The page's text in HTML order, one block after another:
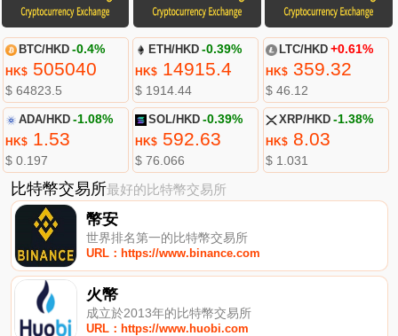
BTC/HKD -0.4%
HK$505040
$ 64823.5
ETH/HKD -0.39%
HK$ 14915.4
$ 1914.44
LTC/HKD +0.61%
HK$359.32
$ 46.12
ADA/HKD -1.08%
HK$1.53
$ 0.197
SOL/HKD -0.39%
HK$ 592.63
$ 76.066
XRP/HKD -1.38%
HK$8.03
$ 1.031
比特幣交易所最好的比特幣交易所
幣安
世界排名第一的比特幣交易所
URL：https://www.binance.com
火幣
成立於2013年的比特幣交易所
URL：https://www.huobi.com